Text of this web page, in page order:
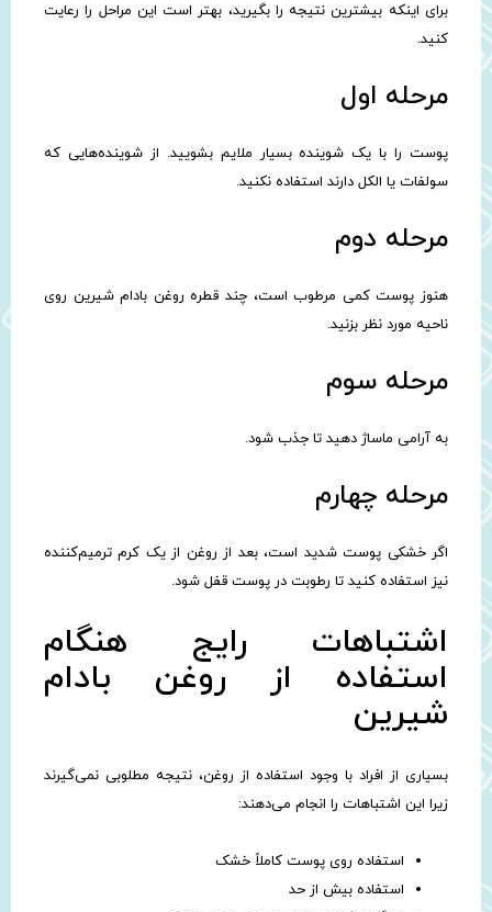
برای اینکه بیشترین نتیجه را بگیرید، بهتر است این مراحل را رعایت
کنید.
مرحله اول
پوست را با یک شوینده بسیار ملایم بشویید. از شوینده‌هایی که
سولفات یا الکل دارند استفاده نکنید.
مرحله دوم
هنوز پوست کمی مرطوب است، چند قطره روغن بادام شیرین روی
ناحیه مورد نظر بزنید.
مرحله سوم
به آرامی ماساژ دهید تا جذب شود.
مرحله چهارم
اگر خشکی پوست شدید است، بعد از روغن از یک کرم ترمیم‌کننده
نیز استفاده کنید تا رطوبت در پوست قفل شود.
اشتباهات رایج هنگام
استفاده از روغن بادام
شیرین
بسیاری از افراد با وجود استفاده از روغن، نتیجه مطلوبی نمی‌گیرند
زیرا این اشتباهات را انجام می‌دهند:
استفاده روی پوست کاملاً خشک
استفاده بیش از حد